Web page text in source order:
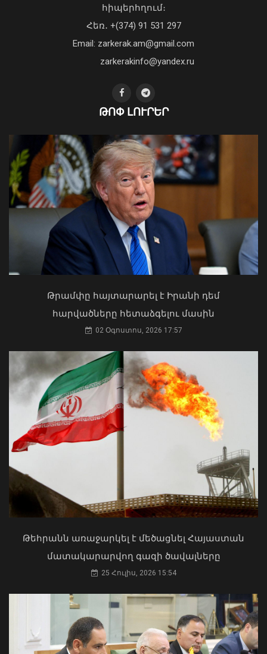
06 Օգոստոս, 2026 10:15
Որպես անհետ կորած որոնվում է
1992թ. ծնված Վահագ Մարտիրոսյանը
06 Օգոստոս, 2026 10:14
Կառավարությունը 15,65 մլրդ դրամ
կհատկացնի ճանապարհների և
տրանսպորտային օբյեկտների
հիմնանորոգմանն ու տեխնիկական
06 Օգոստոս, 2026 10:14
Վարչապետ Փաշինյանն այցելել է
«ԷԼԵՎԵՅԹ ԷՅԱՅ» արհեստական
բանականության գործարան
Ի՞նչ ուղերձ էր ոտքի չկանգնելը.
Աղաջանյանը` ընդդիմությանը
ՀՀ երկաթուղին ազգային
ռազմավարական սեփականություն է
և պետք է կառավարվի ՀՀ
Բաբաջանյան
31 Հուլիս, 2026 12:08
հիպերհղում։
Հեռ․ +(374) 91 531 297
Email: zarkerak.am@gmail.com
zarkerakinfo@yandex.ru
ԹՈՓ ԼՈՒՐԵՐ
Թրամփը հայտարարել է Իրանի դեմ
հարվածները հետաձգելու մասին
02 Օգոստոս, 2026 17:57
Թեհրանն առաջարկել է մեծացնել Հայաստան
մատակարարվող գազի ծավալները
25 Հուլիս, 2026 15:54